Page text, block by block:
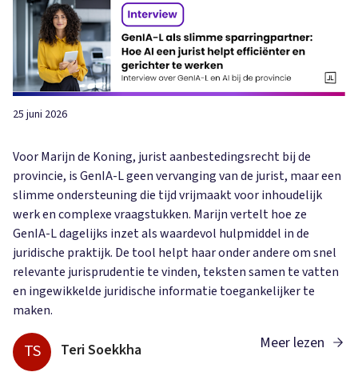
25 juni 2026
Voor Marijn de Koning, jurist aanbestedingsrecht bij de
provincie, is GenIA-L geen vervanging van de jurist, maar een
slimme ondersteuning die tijd vrijmaakt voor inhoudelijk
werk en complexe vraagstukken. Marijn vertelt hoe ze
GenIA-L dagelijks inzet als waardevol hulpmiddel in de
juridische praktijk. De tool helpt haar onder andere om snel
relevante jurisprudentie te vinden, teksten samen te vatten
en ingewikkelde juridische informatie toegankelijker te
maken.
TS Teri Soekkha Meer lezen